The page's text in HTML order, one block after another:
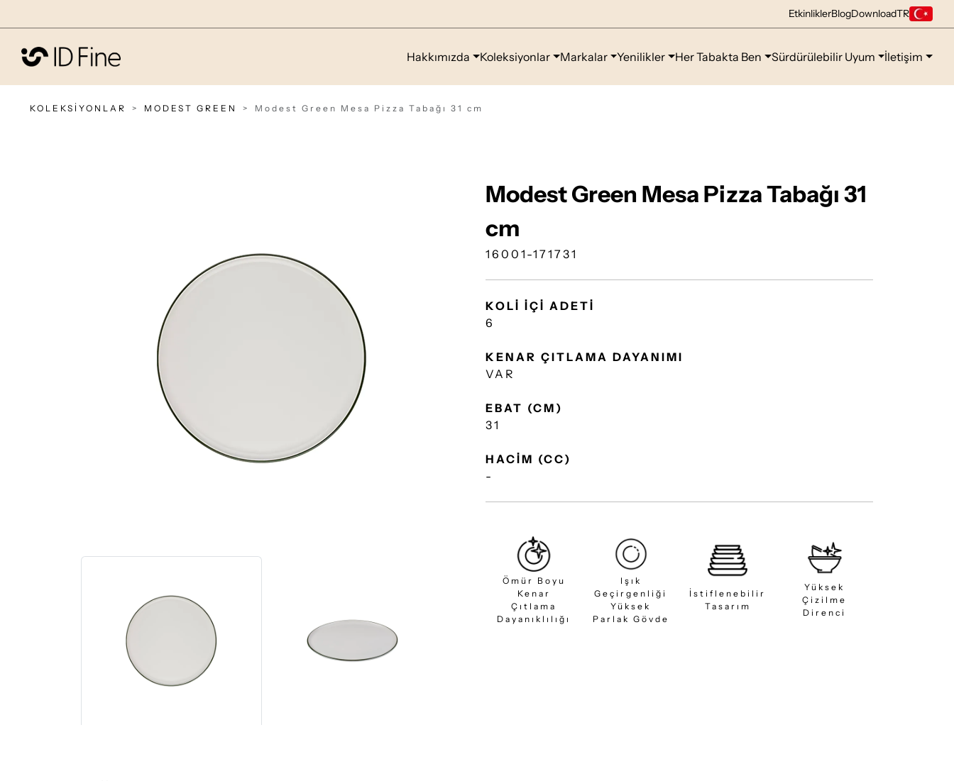
EtkinliklerBlogDownloadTR
Hakkımızda Koleksiyonlar Markalar Yenilikler Her Tabakta Ben Sürdürülebilir Uyum İletişim
KOLEKSİYONLAR MODEST GREEN Modest Green Mesa Pizza Tabağı 31 cm
Modest Green Mesa Pizza Tabağı 31
cm
16001-171731
KOLİ İÇİ ADETİ
6
KENAR ÇITLAMA DAYANIMI
VAR
EBAT (CM)
31
HACİM (CC)
-
Ömür Boyu
Kenar
Çıtlama
Dayanıklılığı
Işık
Geçirgenliği
Yüksek
Parlak Gövde
İstiflenebilir
Tasarım
Yüksek
Çizilme
Direnci